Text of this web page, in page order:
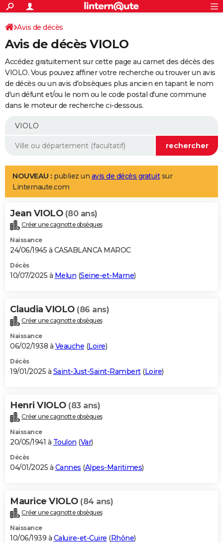
ACTUALITÉS
Politique
Société
Faits Divers
Education
Monde
Villes
+
SPORT
Coupe du monde 2026
Football
Tennis
Cyclisme
Rugby
Forum
Programme TV
TNT
Streaming
Cinéma
Sorties cinéma
Musique
+
FINANCE
Retraite
Impôts
Epargne
Immobilier
Risques naturels par ville
Banque
Assurance
Crédit
AUTO
Essais
Réserver un essai
Citadines
Berlines
SUV
Forum auto
+
Mobiles
Meilleur smartphone
Internet
Ordinateurs
Jeux vidéo
Guide high-tech
Aménagement intérieur
LIFESTYLE
Art de vivre
Bien-être
Loisirs
Mode
Modes de vie
Alimentation
Guide de la santé
Maladies
Médicaments
Sommeil
VOYAGE
Destinations
City break
Voyage nature
Voyage de noces
Forum
Climat
+PHOTO
GUIDES D'ACHAT
BONS PLANS
Carte de Noël
Carte Bonne année
Carte Saint-Valentin
Carte Pâques
Carte d'anniversaire
DICTIONNAIRE
Dictionnaire
Biographies
Citations
Expressions
Proverbes
PROGRAMME TV
S'inscrire
Se connecter
Lycées
Collèges
Primaires
Universités
Entreprises
Service militaire
Avis de recherche
AVIS DE DÉCÈS
Bricolage
Lifestyle
Culture
Sport
Auto
Television
Voyage
Cinema
Avis de décès
Avis de décès VIOLO
Accédez gratuitement sur cette page au carnet des décès des
VIOLO. Vous pouvez affiner votre recherche ou trouver un avis
de décès ou un avis d'obsèques plus ancien en tapant le nom
d'un défunt et/ou le nom ou le code postal d'une commune
dans le moteur de recherche ci-dessous.
NOUVEAU : publiez un avis de décès gratuitsur
Linternaute.com
Jean VIOLO (80 ans)
Créer une cagnotte obsèques
Naissance
24/06/1945 à CASABLANCA MAROC
Décès
10/07/2025 à Melun (Seine-et-Marne)
Claudia VIOLO (86 ans)
Créer une cagnotte obsèques
Naissance
06/02/1938 à Veauche (Loire)
Décès
19/01/2025 à Saint-Just-Saint-Rambert(Loire)
Henri VIOLO (83 ans)
Créer une cagnotte obsèques
Naissance
20/05/1941 à Toulon (Var)
Décès
04/01/2025 à Cannes (Alpes-Maritimes)
Maurice VIOLO (84 ans)
Créer une cagnotte obsèques
Naissance
10/06/1939 à Caluire-et-Cuire (Rhône)